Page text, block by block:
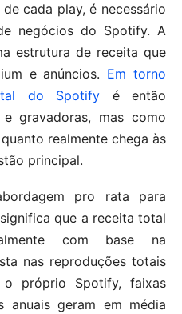
cada play, é necessário
negócios do Spotify. A
estrutura de receita que
e anúncios. Em torno
do Spotify é então
gravadoras, mas como
realmente chega às
principal.
pro rata para
que a receita total
com base na
nas reproduções totais
o próprio Spotify, faixas
anuais geram em média